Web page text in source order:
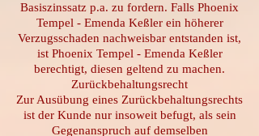
Basiszinssatz p.a. zu fordern. Falls Phoenix
Tempel - Emenda Keßler ein höherer
Verzugsschaden nachweisbar entstanden ist,
ist Phoenix Tempel - Emenda Keßler
berechtigt, diesen geltend zu machen.
Zurückbehaltungsrecht
Zur Ausübung eines Zurückbehaltungsrechts
ist der Kunde nur insoweit befugt, als sein
Gegenanspruch auf demselben